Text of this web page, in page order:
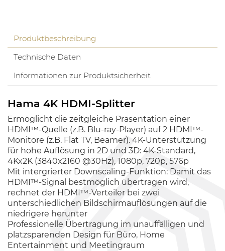
Produktbeschreibung
Technische Daten
Informationen zur Produktsicherheit
Hama 4K HDMI-Splitter
Ermöglicht die zeitgleiche Präsentation einer
HDMI™-Quelle (z.B. Blu-ray-Player) auf 2 HDMI™-
Monitore (z.B. Flat TV, Beamer). 4K-Unterstützung
für hohe Auflösung in 2D und 3D: 4K-Standard,
4Kx2K (3840x2160 @30Hz), 1080p, 720p, 576p
Mit intergrierter Downscaling-Funktion: Damit das
HDMI™-Signal bestmöglich übertragen wird,
rechnet der HDMI™-Verteiler bei zwei
unterschiedlichen Bildschirmauflösungen auf die
niedrigere herunter
Professionelle Übertragung im unauffälligen und
platzsparenden Design für Büro, Home
Entertainment und Meetingraum